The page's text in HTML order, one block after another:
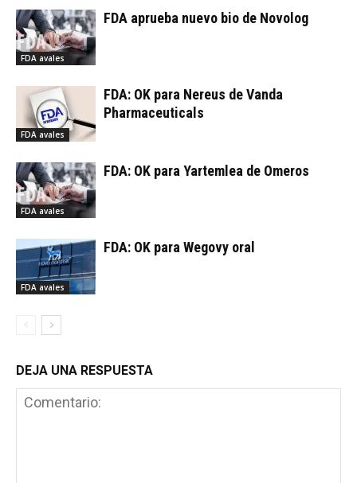
FDA avales
FDA aprueba nuevo bio de Novolog
FDA avales
FDA: OK para Nereus de Vanda
Pharmaceuticals
FDA avales
FDA: OK para Yartemlea de Omeros
FDA avales
FDA: OK para Wegovy oral
DEJA UNA RESPUESTA